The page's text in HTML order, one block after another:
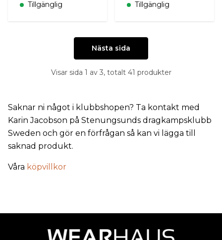
Tillgänglig Tillgänglig
Nästa sida
Visar sida 1 av 3, totalt 41 produkter
Saknar ni något i klubbshopen? Ta kontakt med
Karin Jacobson på Stenungsunds dragkampsklubb
Sweden och gör en förfrågan så kan vi lägga till
saknad produkt.
Våra köpvillkor